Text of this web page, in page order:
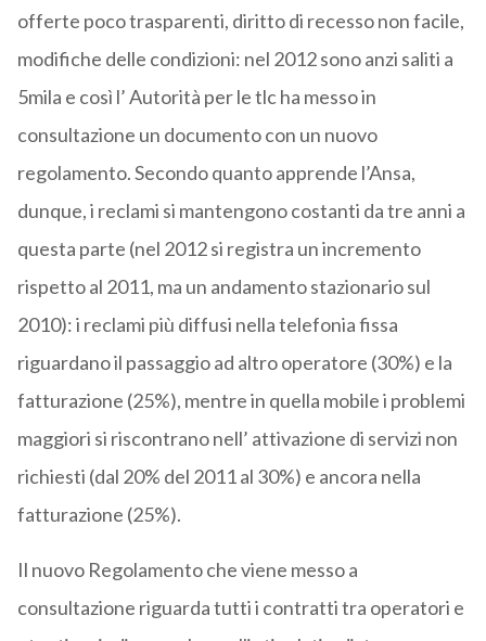
offerte poco trasparenti, diritto di recesso non facile,
modifiche delle condizioni: nel 2012 sono anzi saliti a
5mila e così l’ Autorità per le tlc ha messo in
consultazione un documento con un nuovo
regolamento. Secondo quanto apprende l’Ansa,
dunque, i reclami si mantengono costanti da tre anni a
questa parte (nel 2012 si registra un incremento
rispetto al 2011, ma un andamento stazionario sul
2010): i reclami più diffusi nella telefonia fissa
riguardano il passaggio ad altro operatore (30%) e la
fatturazione (25%), mentre in quella mobile i problemi
maggiori si riscontrano nell’ attivazione di servizi non
richiesti (dal 20% del 2011 al 30%) e ancora nella
fatturazione (25%).
Il nuovo Regolamento che viene messo a
consultazione riguarda tutti i contratti tra operatori e